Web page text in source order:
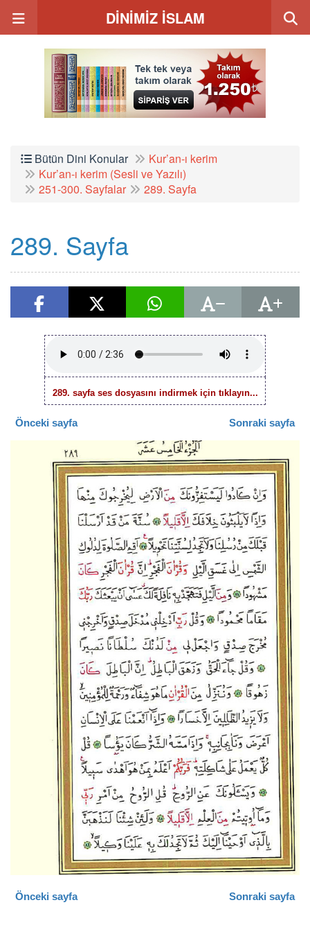
DİNİMİZ İSLAM
Bütün Dini Konular
Kur’an-ı kerim
Kur’an-ı kerim (Sesli ve Yazılı)
251-300. Sayfalar
289. Sayfa
289. Sayfa
289. sayfa ses dosyasını indirmek için tıklayın...
Önceki sayfa Sonraki sayfa
Önceki sayfa Sonraki sayfa